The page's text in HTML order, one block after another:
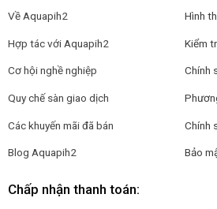
Về Aquapih2
Hợp tác với Aquapih2
Cơ hội nghề nghiệp
Quy chế sàn giao dịch
Các khuyến mãi đã bán
Blog Aquapih2
Hình
Kiểm
Chính
Chính
Bảo
Chấp nhận thanh toán: